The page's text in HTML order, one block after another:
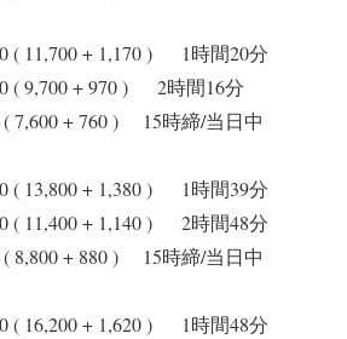
( 11,700 + 1,170 ) 1時間20分
( 9,700 + 970 ) 2時間16分
( 7,600 + 760 ) 15時締/当日中
( 13,800 + 1,380 ) 1時間39分
11,400 + 1,140 ) 2時間48分
( 8,800 + 880 ) 15時締/当日中
( 16,200 + 1,620 ) 1時間48分